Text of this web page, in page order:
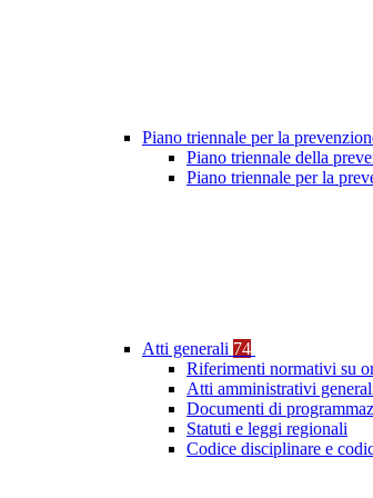
Piano triennale per la
Piano triennale della
Piano triennale per la
Atti generali 74
Riferimenti normativi su
Atti amministrativi
Documenti di
Statuti e leggi regionali
Codice disciplinare e